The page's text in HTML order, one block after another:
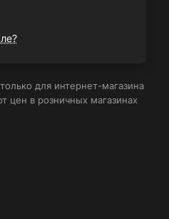
для интернет-магазина
цен в розничных магазинах